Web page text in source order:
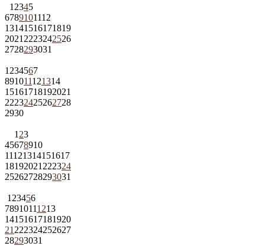
1 2345
6789101112
13141516171819
2021 2223242526
2728293031
1 234567
891011121314
15161718192021
22232425262728
2930
1 23
45678910
11121314151617
18192021 222324
25262728293031
1 23456
78910111213
14151617181920
21 222324252627
28293031